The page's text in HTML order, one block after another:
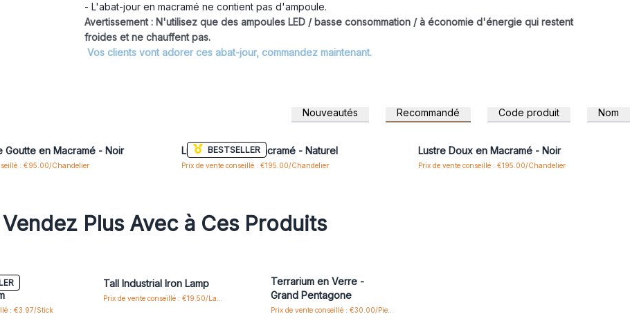
- L'abat-jour en macramé ne contient pas d'ampoule.
Avertissement : N'utilisez que des ampoules LED / basse consommation / à économie d'énergie qui restent
froides et ne chauffent pas.
Vos clients vont adorer ces abat-jour, commandez maintenant.
Nouveautés Recommandé Code produit Nom
Goutte en Macramé - Noir
: €95.00/Chandelier
BESTSELLER
Connectez-vous ou inscrivez-vous pour accéder
aux prix de gros
Lustre Doux en Macramé - Naturel
Prix de vente conseillé : €195.00/Chandelier
Connectez-vous ou inscrivez-vous pour accéder
aux prix de gros
Lustre Doux en Macramé - Noir
Prix de vente conseillé : €195.00/Chandelier
Vendez Plus Avec à Ces Produits
: €3.97/Stick
Tall Industrial Iron Lamp
Terrarium en Verre -
Grand Pentagone